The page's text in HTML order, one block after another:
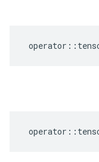
operator ::
operator ::